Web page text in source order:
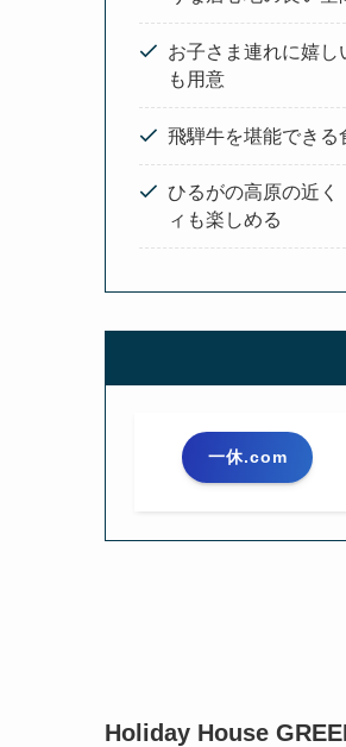
お子さま連れに嬉し
も用意
飛騨牛を堪能でき
ひるがの高原の近
ィも楽しめる
一休.com
Holiday House